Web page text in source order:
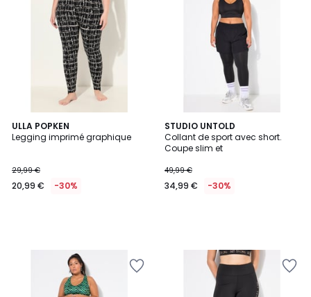
ULLA POPKEN
Legging imprimé graphique
29,99 €
20,99 € -30%
STUDIO UNTOLD
Collant de sport avec short.
Coupe slim et
49,99 €
34,99 € -30%